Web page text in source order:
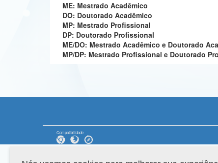
ME: Mestrado Acadêmico
DO: Doutorado Acadêmico
MP: Mestrado Profissional
DP: Doutorado Profissional
ME/DO: Mestrado Acadêmico e Doutorado
MP/DP: Mestrado Profissional e Doutorado
Compatibilidade